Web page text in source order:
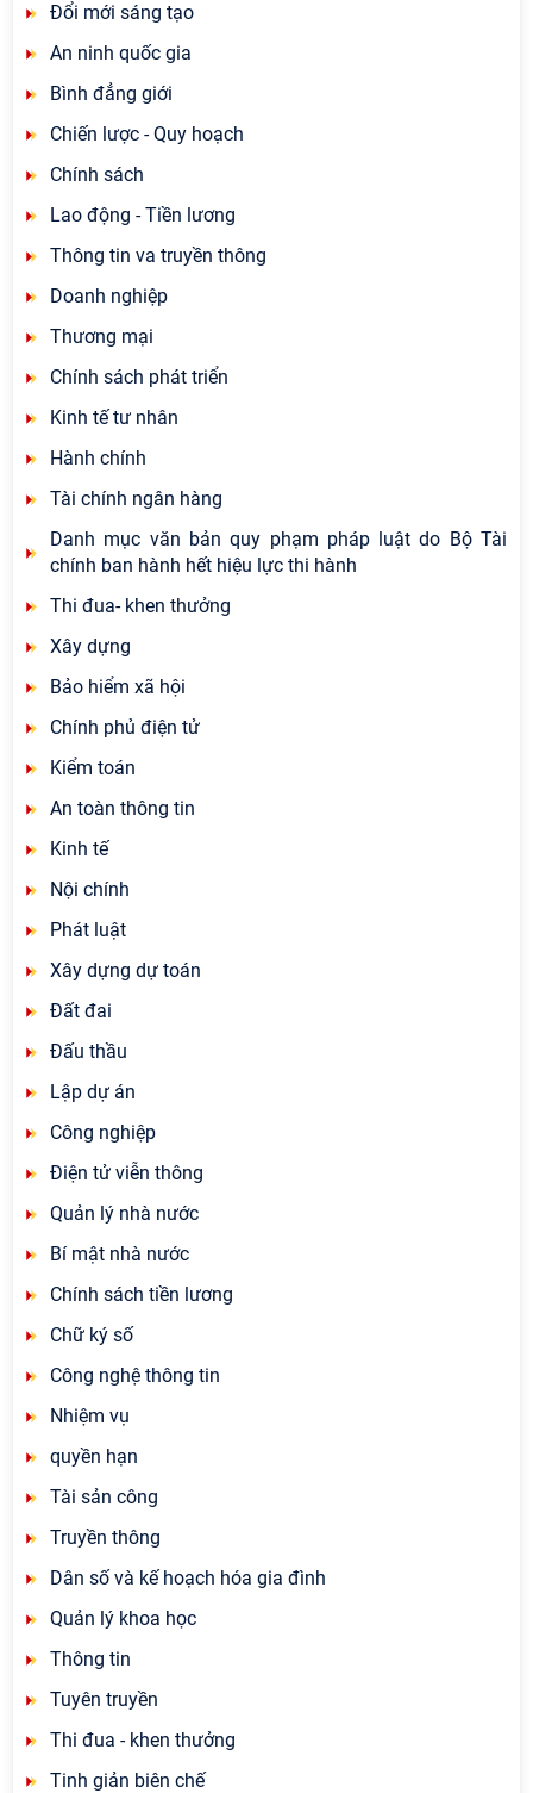
Đổi mới sáng tạo
An ninh quốc gia
Bình đẳng giới
Chiến lược - Quy hoạch
Chính sách
Lao động - Tiền lương
Thông tin va truyền thông
Doanh nghiệp
Thương mại
Chính sách phát triển
Kinh tế tư nhân
Hành chính
Tài chính ngân hàng
Danh mục văn bản quy phạm pháp luật do Bộ Tài
chính ban hành hết hiệu lực thi hành
Thi đua- khen thưởng
Xây dựng
Bảo hiểm xã hội
Chính phủ điện tử
Kiểm toán
An toàn thông tin
Kinh tế
Nội chính
Phát luật
Xây dựng dự toán
Đất đai
Đấu thầu
Lập dự án
Công nghiệp
Điện tử viễn thông
Quản lý nhà nước
Bí mật nhà nước
Chính sách tiền lương
Chữ ký số
Công nghệ thông tin
Nhiệm vụ
quyền hạn
Tài sản công
Truyền thông
Dân số và kế hoạch hóa gia đình
Quản lý khoa học
Thông tin
Tuyên truyền
Thi đua - khen thưởng
Tinh giản biên chế